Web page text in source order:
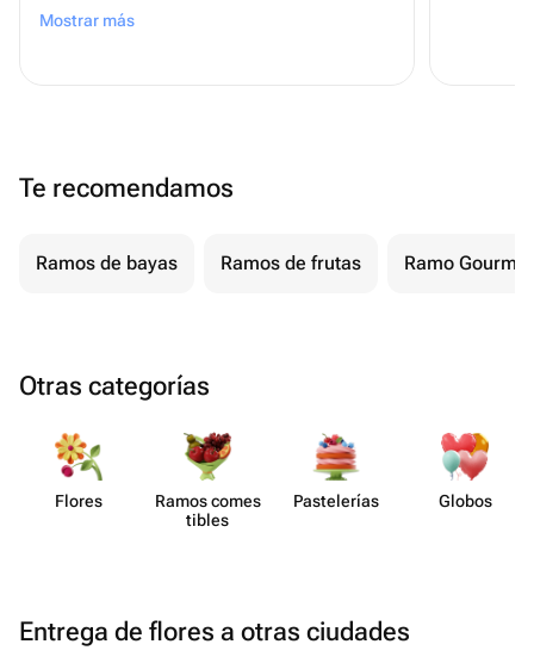
❤️❤️
Mostrar más
Te recomendamos
Ramos de bayas Ramos de frutas Ramo Gourmet
Otras categorías
Flores
Ramos comes​
tibles
Paste​lerías Globos
Entrega de flores a otras ciudades